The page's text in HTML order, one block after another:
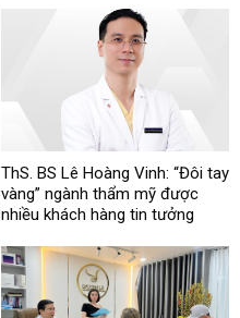
ThS. BS Lê Hoàng Vinh: “Đôi tay
vàng” ngành thẩm mỹ được
nhiều khách hàng tin tưởng